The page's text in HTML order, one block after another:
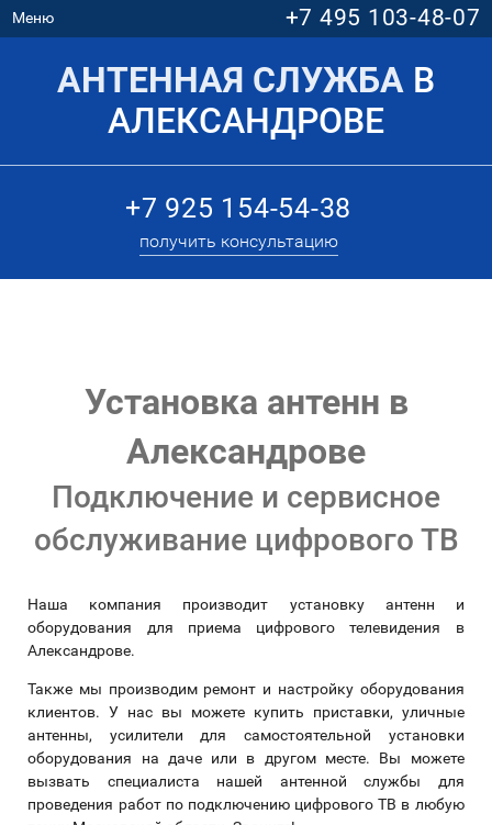
Меню +7 495 103-48-07
АНТЕННАЯ СЛУЖБА В
АЛЕКСАНДРОВЕ
+7 925 154-54-38
получить консультацию
Установка антенн в
Александрове
Подключение и сервисное
обслуживание цифрового ТВ
Наша компания производит установку антенн и
оборудования для приема цифрового телевидения в
Александрове.
Также мы производим ремонт и настройку оборудования
клиентов. У нас вы можете купить приставки, уличные
антенны, усилители для самостоятельной установки
оборудования на даче или в другом месте. Вы можете
вызвать специалиста нашей антенной службы для
проведения работ по подключению цифрового ТВ в любую